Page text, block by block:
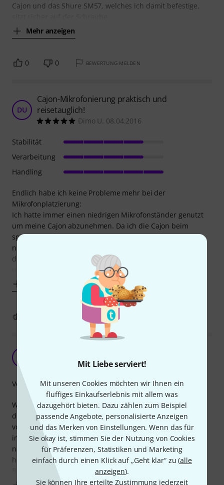
Mit Liebe serviert!
Mit unseren Cookies möchten wir Ihnen ein
fluffiges Einkaufserlebnis mit allem was
dazugehört bieten. Dazu zählen zum Beispiel
passende Angebote, personalisierte Anzeigen
und das Merken von Einstellungen. Wenn das für
Sie okay ist, stimmen Sie der Nutzung von Cookies
für Präferenzen, Statistiken und Marketing
einfach durch einen Klick auf „Geht klar“ zu (alle
anzeigen).
Sie können Ihre erteilte Zustimmung jederzeit
Cajon und das Shure SM57, welches ich damit befestige,
Mehr anzeigen
0 0 BEWERTUNG MELDEN
DU
Cajon-Mikrofonierung praktisch und
reisetauglich!
Dimo U. 08.04.2016
Endlich habe ich keine Probleme mehr bei der
Mikrofonplatzierung:
Ich hatte immer einen niedrigen Mikrofonständer genutzt
um meine Cajon abzunehmen. Da ich die Cajon beim
spielen ankippe und sich eine Veränderung der Position
nicht vermeiden lässt, gab es immer wieder Probleme bei
der Mikrofonpositionierung. Nun sitzt das Mikro konstant
und fest am gleichen Ort.
Stabilität
Verarbeitung
Handling
BEWERTUNG MELDEN
Eierlescher 28.10.2018
Wie bei allen Produkten von Schlagwerk: Produkt sehr gut
durchdacht, Verarbeitung top und Praxistauglichkeit
vorbildlich! Und dann ist passiert, was mir bei Schlagwerk
immer wieder passiert: Mußte im Baumarkt Klettband
nachkaufen, weil ich unterschiedliche Cajons im Einsatz
habe und das Unternehmen wie gewohnt am beigelegten
Befestigungsmaterial knausert. Und das
Verarbeitung